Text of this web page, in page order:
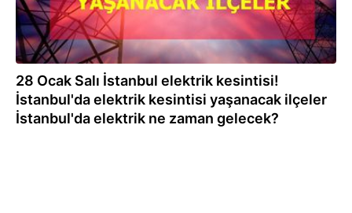
28 Ocak Salı İstanbul elektrik kesintisi!
İstanbul'da elektrik kesintisi yaşanacak ilçeler
İstanbul'da elektrik ne zaman gelecek?